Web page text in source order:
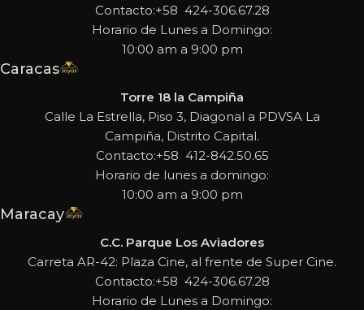
Contacto:+58 424-306.67.28
Horario de Lunes a Domingo:
10:00 am a 9:00 pm
Caracas
Torre 18 la Campiña
Calle La Estrella, Piso 3, Diagonal a PDVSA La
Campiña, Distrito Capital.
Contacto:+58 412-842.50.65
Horario de lunes a domingo:
10:00 am a 9:00 pm
Maracay
C.C. Parque Los Aviadores
Carreta AR-42: Plaza Cine, al frente de Super Cine.
Contacto:+58 424-306.67.28
Horario de Lunes a Domingo: